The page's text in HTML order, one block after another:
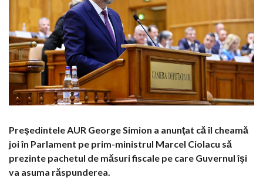
Preşedintele AUR George Simion a anunţat că îl cheamă
joi în Parlament pe prim-ministrul Marcel Ciolacu să
prezinte pachetul de măsuri fiscale pe care Guvernul îşi
va asuma răspunderea.